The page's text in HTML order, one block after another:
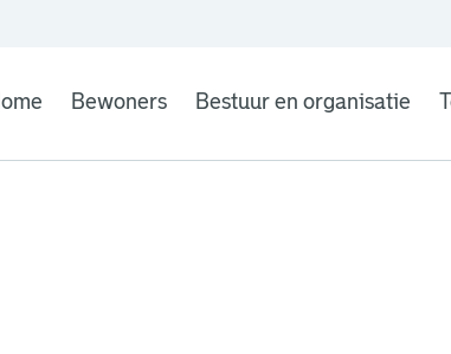
Bewoners Bestuur en organisatie